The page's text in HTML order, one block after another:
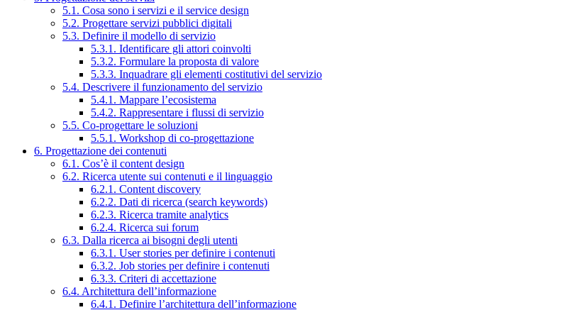
5.1. Cosa sono i servizi e il service design
5.2. Progettare servizi pubblici digitali
5.3. Definire il modello di servizio
5.3.1. Identificare gli attori coinvolti
5.3.2. Formulare la proposta di valore
5.3.3. Inquadrare gli elementi costitutivi del servizio
5.4. Descrivere il funzionamento del servizio
5.4.1. Mappare l’ecosistema
5.4.2. Rappresentare i flussi di servizio
5.5. Co-progettare le soluzioni
5.5.1. Workshop di co-progettazione
6. Progettazione dei contenuti
6.1. Cos’è il content design
6.2. Ricerca utente sui contenuti e il linguaggio
6.2.1. Content discovery
6.2.2. Dati di ricerca (search keywords)
6.2.3. Ricerca tramite analytics
6.2.4. Ricerca sui forum
6.3. Dalla ricerca ai bisogni degli utenti
6.3.1. User stories per definire i contenuti
6.3.2. Job stories per definire i contenuti
6.3.3. Criteri di accettazione
6.4. Architettura dell’informazione
6.4.1. Definire l’architettura dell’informazione